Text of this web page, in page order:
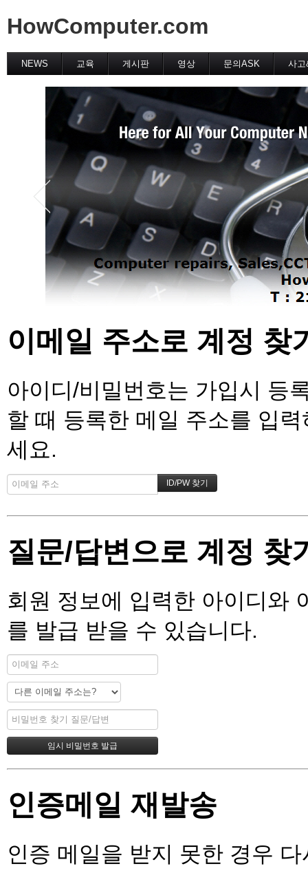
HowComputer.com
NEWS 교육 게시판 영상 문의ASK 사고
이메일 주소로 계정 찾
아이디/비밀번호는 가입시 등
할 때 등록한 메일 주소를 입
세요.
질문/답변으로 계정 찾
회원 정보에 입력한 아이디와
를 발급 받을 수 있습니다.
인증메일 재발송
인증 메일을 받지 못한 경우